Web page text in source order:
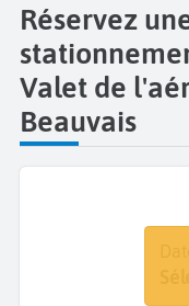
Réservez
Valet de
Beauvais